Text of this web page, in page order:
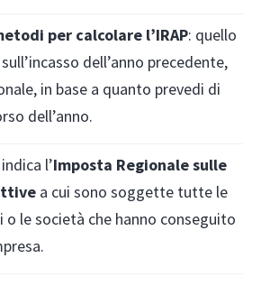
per calcolare l’IRAP: quello
dell’anno precedente,
in base a quanto prevedi di
dell’anno.
l’Imposta Regionale sulle
a cui sono soggette tutte le
o le società che hanno conseguito